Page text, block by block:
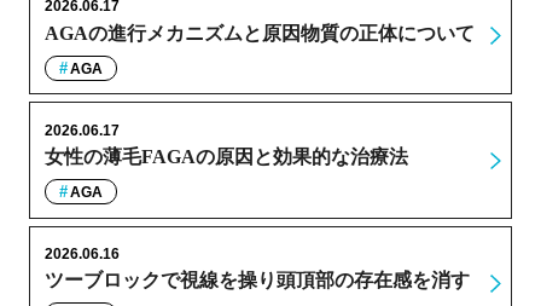
AGAの進行メカニズムと原因物質の正体について
2026.06.17
AGA
女性の薄毛FAGAの原因と効果的な治療法
2026.06.17
AGA
ツーブロックで視線を操り頭頂部の存在感を消す
2026.06.16